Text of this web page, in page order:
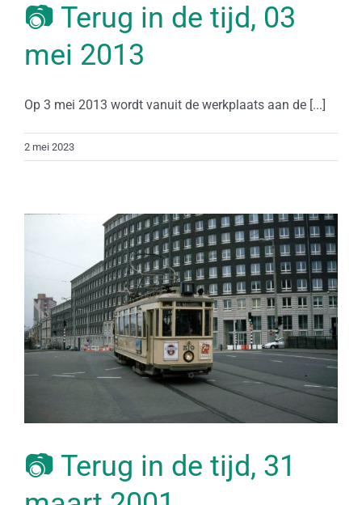
📷 Terug in de tijd, 03
mei 2013
Op 3 mei 2013 wordt vanuit de werkplaats aan de [...]
2 mei 2023
📷 Terug in de tijd, 31